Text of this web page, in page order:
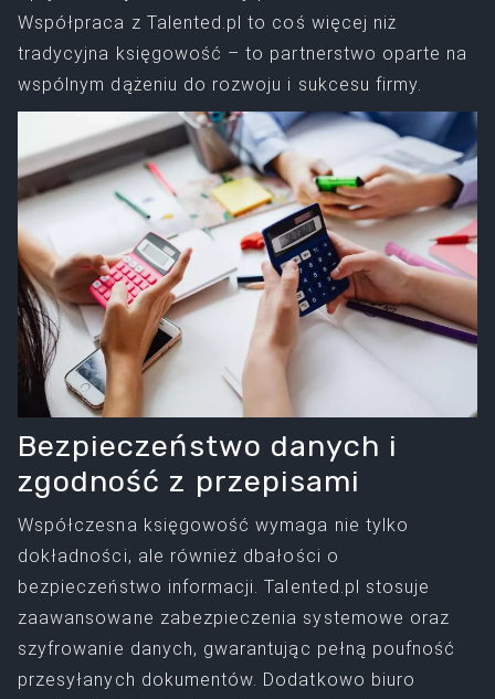
Współpraca z Talented.pl to coś więcej niż
tradycyjna księgowość – to partnerstwo oparte na
wspólnym dążeniu do rozwoju i sukcesu firmy.
Bezpieczeństwo danych i
zgodność z przepisami
Współczesna księgowość wymaga nie tylko
dokładności, ale również dbałości o
bezpieczeństwo informacji. Talented.pl stosuje
zaawansowane zabezpieczenia systemowe oraz
szyfrowanie danych, gwarantując pełną poufność
przesyłanych dokumentów. Dodatkowo biuro